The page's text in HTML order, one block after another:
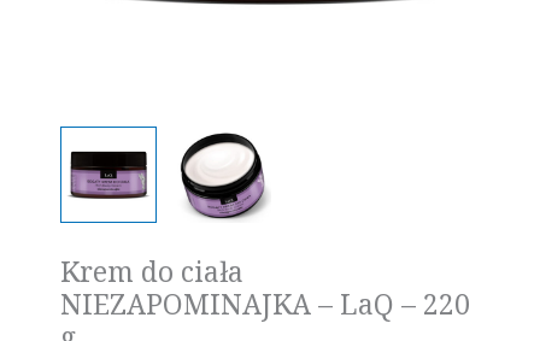
Krem do ciała
NIEZAPOMINAJKA – LaQ – 220